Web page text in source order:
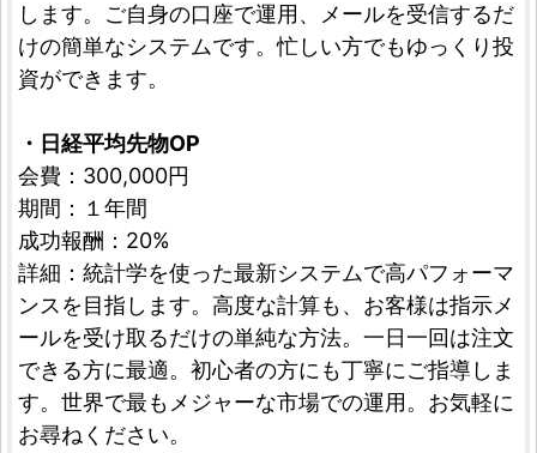
します。ご自身の口座で運用、メールを受信するだ
けの簡単なシステムです。忙しい方でもゆっくり投
資ができます。
・日経平均先物OP
会費：300,000円
期間：１年間
成功報酬：20%
詳細：統計学を使った最新システムで高パフォーマ
ンスを目指します。高度な計算も、お客様は指示メ
ールを受け取るだけの単純な方法。一日一回は注文
できる方に最適。初心者の方にも丁寧にご指導しま
す。世界で最もメジャーな市場での運用。お気軽に
お尋ねください。